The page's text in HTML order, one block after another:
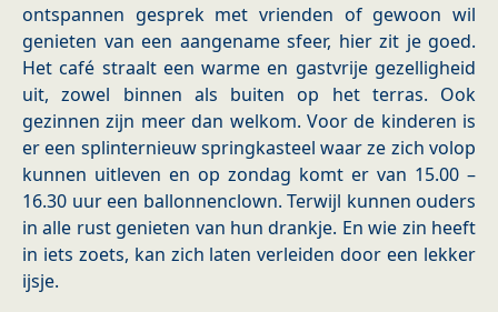
ontspannen gesprek met vrienden of gewoon wil
genieten van een aangename sfeer, hier zit je goed.
Het café straalt een warme en gastvrije gezelligheid
uit, zowel binnen als buiten op het terras. Ook
gezinnen zijn meer dan welkom. Voor de kinderen is
er een splinternieuw springkasteel waar ze zich volop
kunnen uitleven en op zondag komt er van 15.00 –
16.30 uur een ballonnenclown. Terwijl kunnen ouders
in alle rust genieten van hun drankje. En wie zin heeft
in iets zoets, kan zich laten verleiden door een lekker
ijsje.